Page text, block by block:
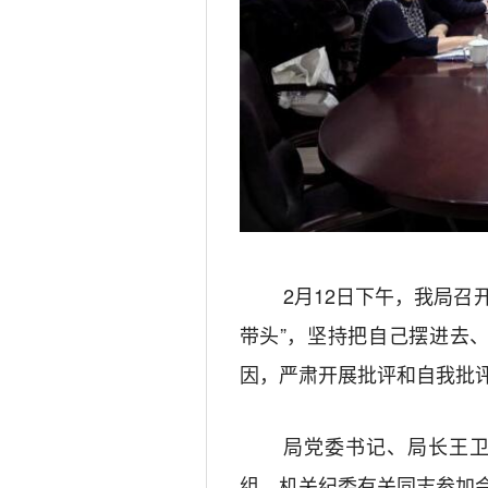
2月12日下午，我局召
带头”，坚持把自己摆进去
因，严肃开展批评和自我批
局党委书记、局长王